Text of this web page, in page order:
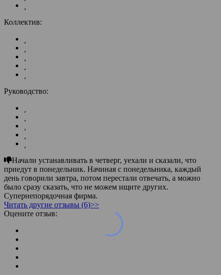
Коллектив:
Руководство:
Начали устанавливать в четверг, уехали и сказали, что
приедут в понедельник. Начиная с понедельника, каждый
день говорили завтра, потом перестали отвечать, а можно
было сразу сказать, что не можем ищите других.
Супернепорядочная фирма.
Читать другие отзывы (6)>>
Оцените отзыв: